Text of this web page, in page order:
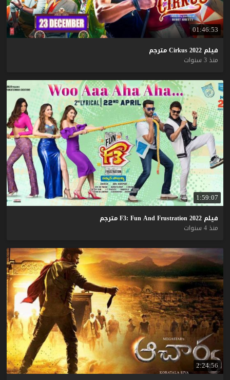
01:46:53
فيلم Cirkus 2022
مترجم
منذ 3 سنوات
1:59:07
فيلم F3: Fun And Frustration 2022
مترجم
منذ 4 سنوات
2:24:56